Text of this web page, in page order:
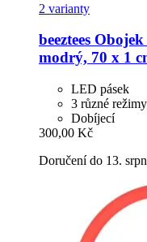
2 varianty
beeztees Obojek
modrý, 70 x 1
LED pásek
3 různé
Dobíjecí
300,00 Kč
Doručení do 13.